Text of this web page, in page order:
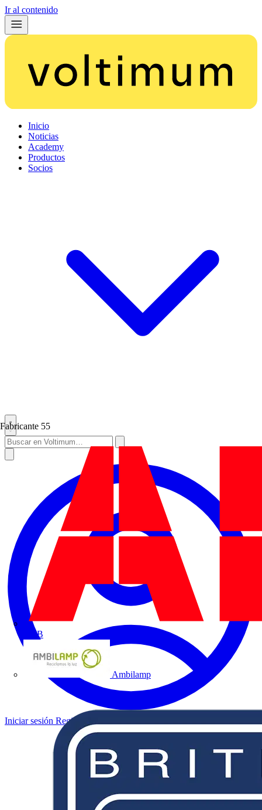
Ir al contenido
Inicio
Noticias
Academy
Productos
Socios
Fabricante 55
ABB
Ambilamp
Iniciar sesión Registrarse